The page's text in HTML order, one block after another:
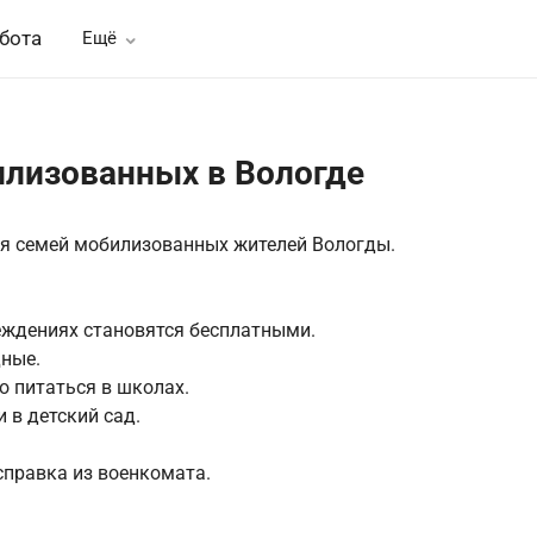
Ещё
в Вологде
семей мобилизованных жителей Вологды.
становятся бесплатными.
питаться в школах.
в детский сад.
из военкомата.